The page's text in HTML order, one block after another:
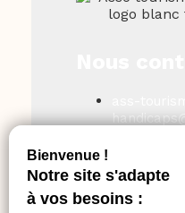
Facebook
Formulaire